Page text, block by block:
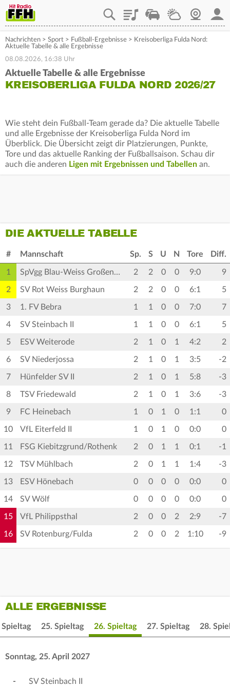
PlaylistStaupilotWetterWebcam
Nachrichten > Sport > Fußball-Ergebnisse > Kreisoberliga Fulda Nord:
Aktuelle Tabelle & alle Ergebnisse
08.08.2026, 16:38 Uhr
Aktuelle Tabelle & alle Ergebnisse
KREISOBERLIGA FULDA NORD 2026/27
Wie steht dein Fußball-Team gerade da? Die aktuelle Tabelle
und alle Ergebnisse der Kreisoberliga Fulda Nord im
Überblick. Die Übersicht zeigt dir Platzierungen, Punkte,
Tore und das aktuelle Ranking der Fußballsaison. Schau dir
auch die anderen Ligen mit Ergebnissen und Tabellen an.
DIE AKTUELLE TABELLE
# Mannschaft Sp. S U N Tore Diff.
1 SpVgg Blau-Weiss Großentaft 2 2 0 0 9:0 9
2 SV Rot Weiss Burghaun 2 2 0 0 6:1 5
3 1. FV Bebra 1 1 0 0 7:0 7
4 SV Steinbach II 1 1 0 0 6:1 5
5 ESV Weiterode 2 1 0 1 4:2 2
6 SV Niederjossa 2 1 0 1 3:5 -2
7 Hünfelder SV II 2 1 0 1 5:8 -3
8 TSV Friedewald 2 1 0 1 3:6 -3
9 FC Heinebach 1 0 1 0 1:1 0
10 VfL Eiterfeld II 1 0 1 0 0:0 0
11 FSG Kiebitzgrund/Rothenk 2 0 1 1 0:1 -1
12 TSV Mühlbach 2 0 1 1 1:4 -3
13 ESV Hönebach 0 0 0 0 0:0 0
14 SV Wölf 0 0 0 0 0:0 0
15 VfL Philippsthal 2 0 0 2 2:9 -7
16 SV Rotenburg/Fulda 2 0 0 2 1:10 -9
ALLE ERGEBNISSE
Spieltag 25. Spieltag 26. Spieltag 27. Spieltag 28.
Sonntag, 25. April 2027
- SV Steinbach II